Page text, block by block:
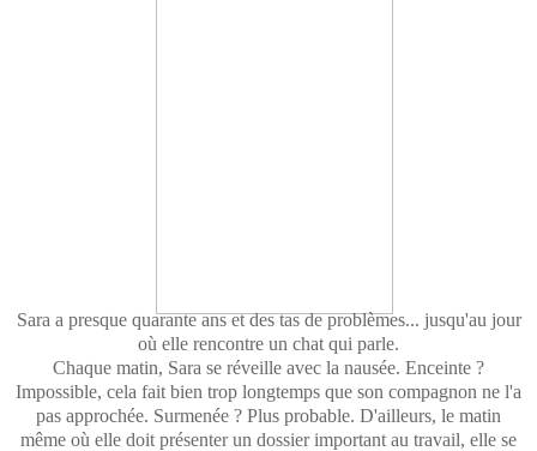
Sara a presque quarante ans et des tas de problèmes... jusqu'au jour
où elle rencontre un chat qui parle.
Chaque matin, Sara se réveille avec la nausée. Enceinte ?
Impossible, cela fait bien trop longtemps que son compagnon ne l'a
pas approchée. Surmenée ? Plus probable. D'ailleurs, le matin
même où elle doit présenter un dossier important au travail, elle se